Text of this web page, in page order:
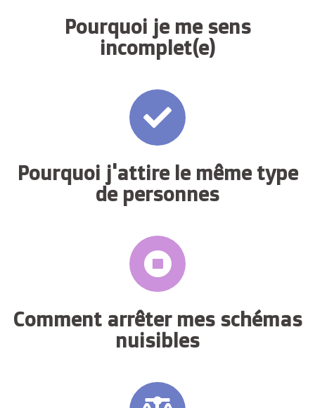
Pourquoi je me sens
incomplet(e)
Pourquoi j'attire le même type
de personnes
Comment arrêter mes schémas
nuisibles